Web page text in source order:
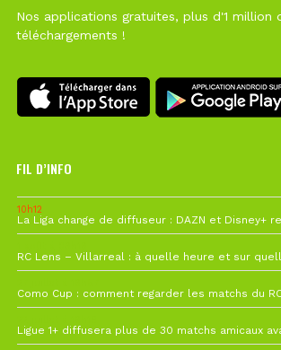
Nos applications gratuites, plus d'1 million
téléchargements !
FIL D’INFO
10h12